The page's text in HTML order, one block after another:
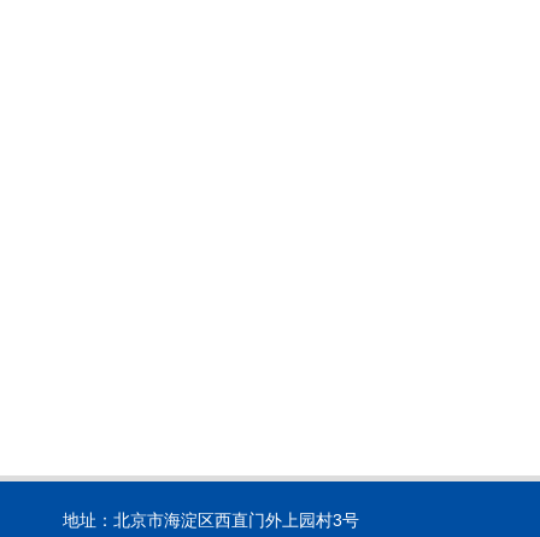
地址：北京市海淀区西直门外上园村3号